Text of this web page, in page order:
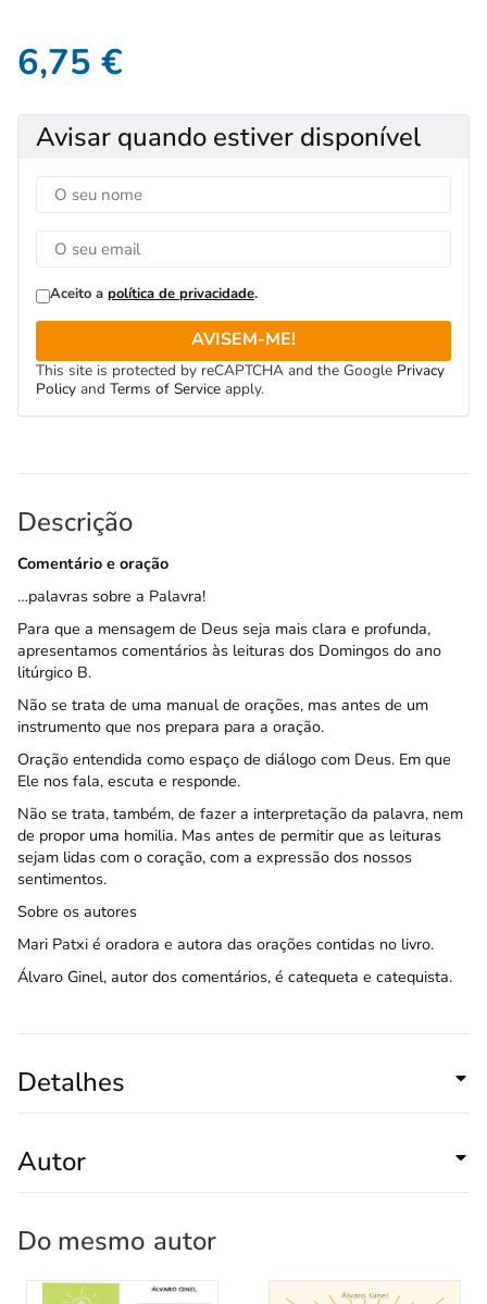
6,75 €
Avisar quando estiver disponível
Aceito a política de privacidade.
AVISEM-ME!
This site is protected by reCAPTCHA and the Google Privacy
Policy and Terms of Service apply.
Descrição
Comentário e oração
…palavras sobre a Palavra!
Para que a mensagem de Deus seja mais clara e profunda,
apresentamos comentários às leituras dos Domingos do ano
litúrgico B.
Não se trata de uma manual de orações, mas antes de um
instrumento que nos prepara para a oração.
Oração entendida como espaço de diálogo com Deus. Em que
Ele nos fala, escuta e responde.
Não se trata, também, de fazer a interpretação da palavra, nem
de propor uma homilia. Mas antes de permitir que as leituras
sejam lidas com o coração, com a expressão dos nossos
sentimentos.
Sobre os autores
Mari Patxi é oradora e autora das orações contidas no livro.
Álvaro Ginel, autor dos comentários, é catequeta e catequista.
Detalhes
Autor
Do mesmo autor